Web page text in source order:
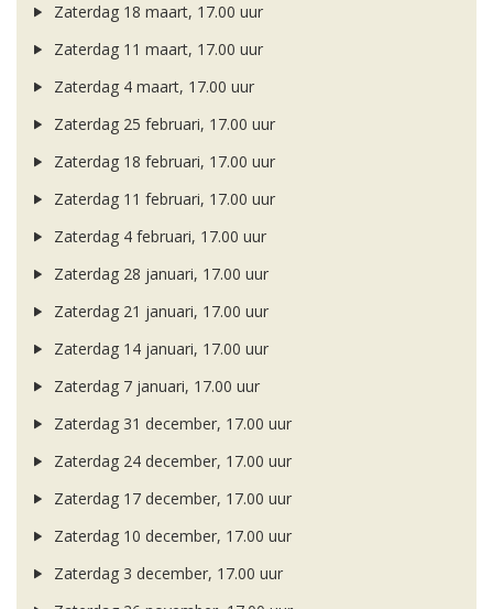
Zaterdag 18 maart, 17.00 uur
Zaterdag 11 maart, 17.00 uur
Zaterdag 4 maart, 17.00 uur
Zaterdag 25 februari, 17.00 uur
Zaterdag 18 februari, 17.00 uur
Zaterdag 11 februari, 17.00 uur
Zaterdag 4 februari, 17.00 uur
Zaterdag 28 januari, 17.00 uur
Zaterdag 21 januari, 17.00 uur
Zaterdag 14 januari, 17.00 uur
Zaterdag 7 januari, 17.00 uur
Zaterdag 31 december, 17.00 uur
Zaterdag 24 december, 17.00 uur
Zaterdag 17 december, 17.00 uur
Zaterdag 10 december, 17.00 uur
Zaterdag 3 december, 17.00 uur